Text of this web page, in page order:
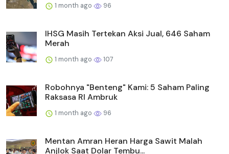
1 month ago 96
IHSG Masih Tertekan Aksi Jual, 646 Saham
Merah
1 month ago 107
Robohnya "Benteng" Kami: 5 Saham Paling
Raksasa RI Ambruk
1 month ago 96
Mentan Amran Heran Harga Sawit Malah
Anjlok Saat Dolar Tembu...